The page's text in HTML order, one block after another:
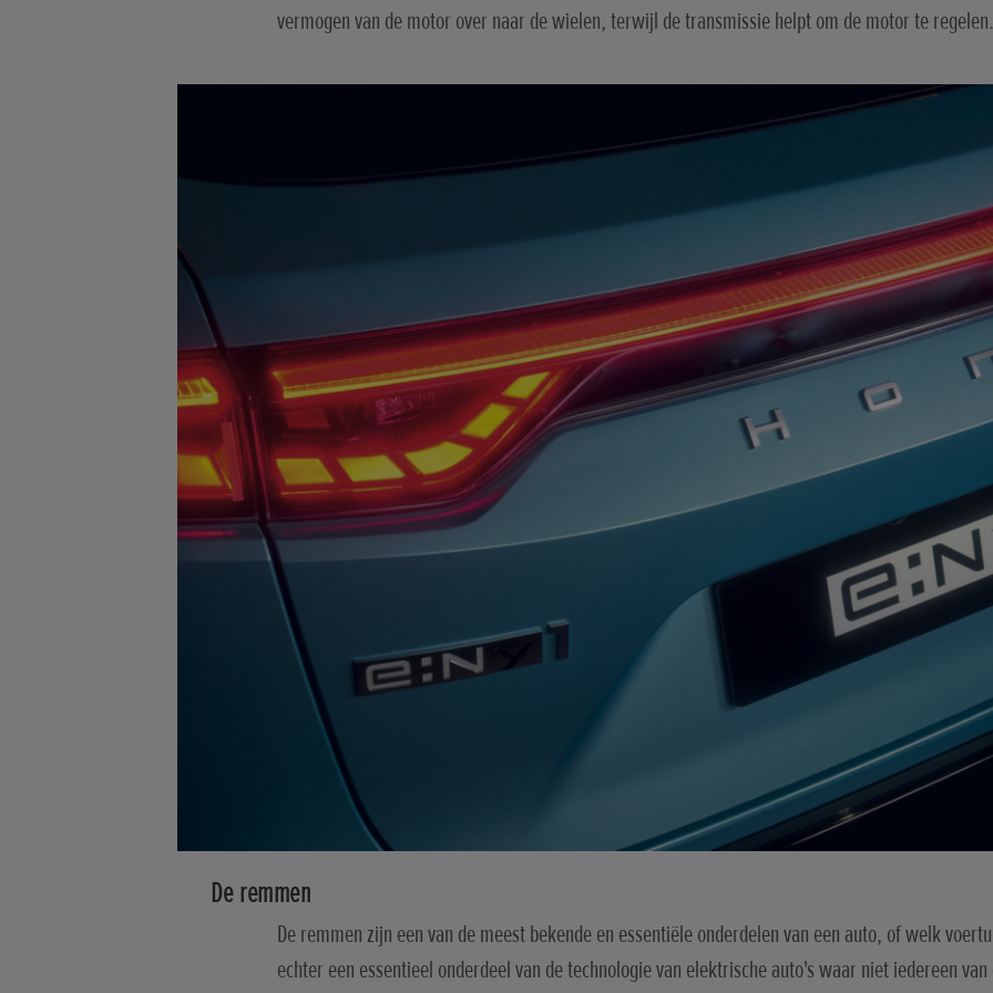
vermogen van de motor over naar de wielen, terwijl de transmissie helpt om de motor te regelen.
De remmen
De remmen zijn een van de meest bekende en essentiële onderdelen van een auto, of welk
echter een essentieel onderdeel van de technologie van elektrische auto's waar niet iedereen